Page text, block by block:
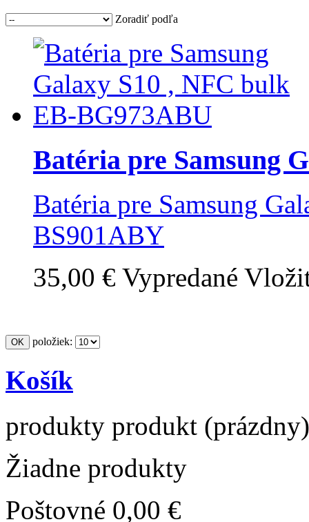
Zoradiť podľa
Batéria pre Samsung
Batéria pre Samsung
BS901ABY
35,00 € Vypredané
položiek:
Košík
produkty produkt (prázdny)
Žiadne produkty
Poštovné 0,00 €